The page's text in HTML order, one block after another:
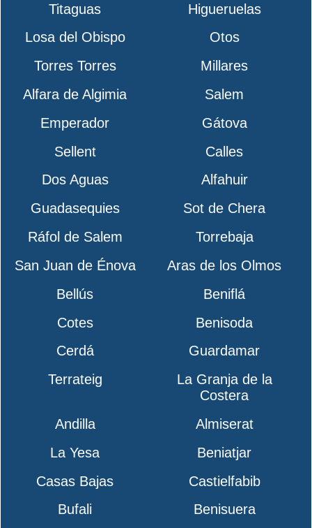
Titaguas
Higueruelas
Losa del Obispo
Otos
Torres Torres
Millares
Alfara de Algimia
Salem
Emperador
Gátova
Sellent
Calles
Dos Aguas
Alfahuir
Guadasequies
Sot de Chera
Ráfol de Salem
Torrebaja
San Juan de Énova
Aras de los Olmos
Bellús
Beniflá
Cotes
Benisoda
Cerdá
Guardamar
Terrateig
La Granja de la
Costera
Andilla
Almiserat
La Yesa
Beniatjar
Casas Bajas
Castielfabib
Bufali
Benisuera